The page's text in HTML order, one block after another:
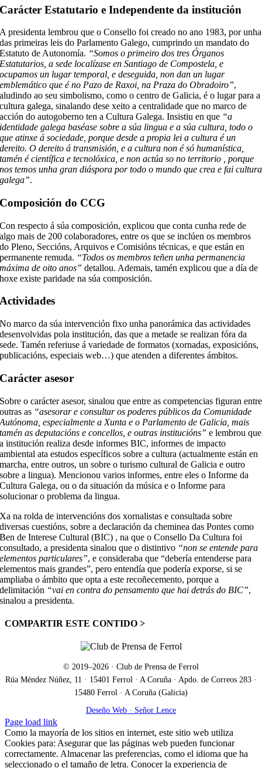
Carácter Estatutario e Independente da institución
A presidenta lembrou que o Consello foi creado no ano 1983, por unha
das primeiras leis do Parlamento Galego, cumprindo un mandato do
Estatuto de Autonomía. “Somos o primeiro dos tres Órganos
Estatutarios, a sede localízase en Santiago de Compostela, e
ocupamos un lugar temporal, e deseguida, non dan un lugar
emblemático que é no Pazo de Raxoi, na Praza do Obradoiro”,
aludindo ao seu simbolismo, como o centro de Galicia, é o lugar para a
cultura galega, sinalando dese xeito a centralidade que no marco de
acción do autogoberno ten a Cultura Galega. Insistiu en que “a
identidade galega baséase sobre a súa lingua e a súa cultura, todo o
que atinxe á sociedade, porque desde a propia lei a cultura é un
dereito. O dereito á transmisión, e a cultura non é só humanística,
tamén é científica e tecnolóxica, e non actúa so no territorio , porque
nos temos unha gran diáspora por todo o mundo que crea e fai cultura
galega”.
Composición do CCG
Con respecto á súa composición, explicou que conta cunha rede de
algo mais de 200 colaboradores, entre os que se inclúen os membros
do Pleno, Seccións, Arquivos e Comisións técnicas, e que están en
permanente remuda. “Todos os membros teñen unha permanencia
máxima de oito anos” detallou. Ademais, tamén explicou que a día de
hoxe existe paridade na súa composición.
Actividades
No marco da súa intervención fixo unha panorámica das actividades
desenvolvidas pola institución, das que a metade se realizan fóra da
sede. Tamén referiuse á variedade de formatos (xornadas, exposicións,
publicacións, especiais web…) que atenden a diferentes ámbitos.
Carácter asesor
Sobre o carácter asesor, sinalou que entre as competencias figuran entre
outras as “asesorar e consultar os poderes públicos da Comunidade
Autónoma, especialmente a Xunta e o Parlamento de Galicia, mais
tamén as deputacións e concellos, e outras institucións” e lembrou que
a institución realiza desde informes BIC, informes de impacto
ambiental ata estudos específicos sobre a cultura (actualmente están en
marcha, entre outros, un sobre o turismo cultural de Galicia e outro
sobre a lingua). Mencionou varios informes, entre eles o Informe da
Cultura Galega, ou o da situación da música e o Informe para
solucionar o problema da lingua.
Xa na rolda de intervencións dos xornalistas e consultada sobre
diversas cuestións, sobre a declaración da cheminea das Pontes como
Ben de Interese Cultural (BIC) , na que o Consello Da Cultura foi
consultado, a presidenta sinalou que o distintivo “non se entende para
elementos particulares”, e consideraba que “debería entenderse para
elementos mais grandes”, pero entendía que podería exporse, si se
ampliaba o ámbito que opta a este recoñecemento, porque a
delimitación “vai en contra do pensamento que hai detrás do BIC”,
sinalou a presidenta.
COMPARTIR ESTE CONTIDO >
© 2019–2026 · Club de Prensa de Ferrol
Rúa Méndez Núñez, 11 · 15401 Ferrol · A Coruña · Apdo. de Correos 283 ·
15480 Ferrol · A Coruña (Galicia)
Deseño Web · Señor Lence
Facebook
X
Correo
electrónico
Page load link
Como la mayoría de los sitios en internet, este sitio web utiliza
Cookies para: Asegurar que las páginas web pueden funcionar
correctamente. Almacenar las preferencias, como el idioma que ha
seleccionado o el tamaño de letra. Conocer la experiencia de